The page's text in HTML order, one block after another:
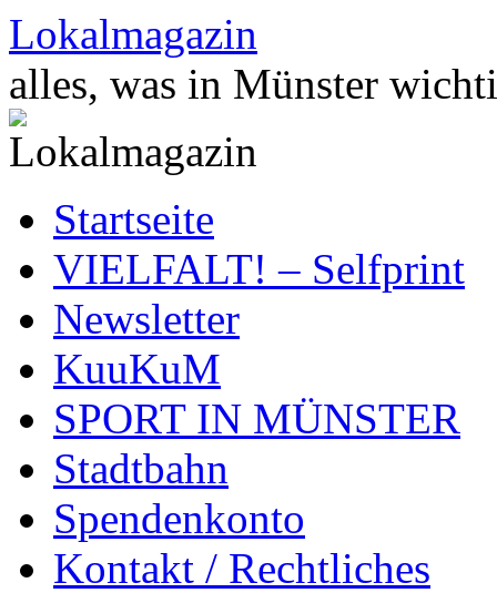
Zum
Inhalt
springen
Lokalmagazin
alles, was in Münster
Startseite
VIELFALT! – Selfprint
Newsletter
KuuKuM
SPORT IN MÜNSTER
Stadtbahn
Spendenkonto
Kontakt / Rechtliches